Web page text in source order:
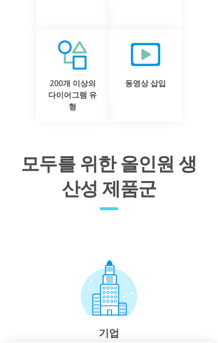
200개 이상의
다이어그램 유
형
동영상 삽입
모두를 위한 올인원 생
산성 제품군
기업